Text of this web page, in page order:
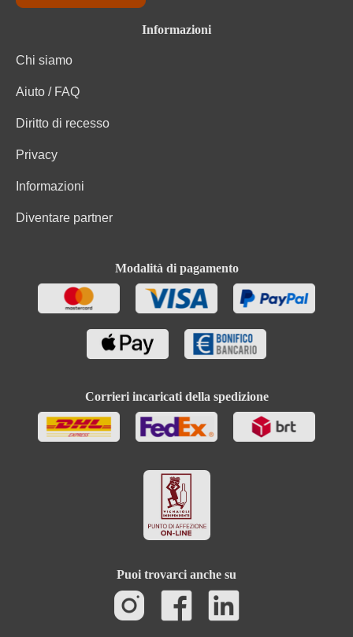
Informazioni
Chi siamo
Aiuto / FAQ
Diritto di recesso
Privacy
Informazioni
Diventare partner
Modalità di pagamento
Corrieri incaricati della spedizione
Puoi trovarci anche su